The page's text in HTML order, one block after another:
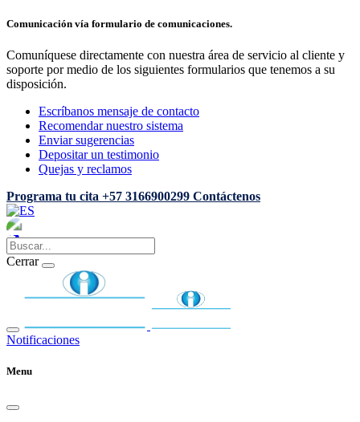
Comunicación vía formulario de comunicaciones.
Comuníquese directamente con nuestra área de servicio al cliente y
soporte por medio de los siguientes formularios que tenemos a su
disposición.
Escríbanos mensaje de contacto
Recomendar nuestro sistema
Enviar sugerencias
Depositar un testimonio
Quejas y reclamos
Programa tu cita +57 3166900299 Contáctenos
Cerrar
Notificaciones
Menu